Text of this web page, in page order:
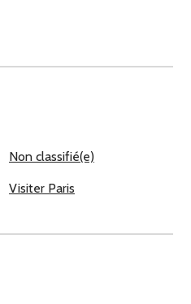
Non classifié(e)
Visiter Paris